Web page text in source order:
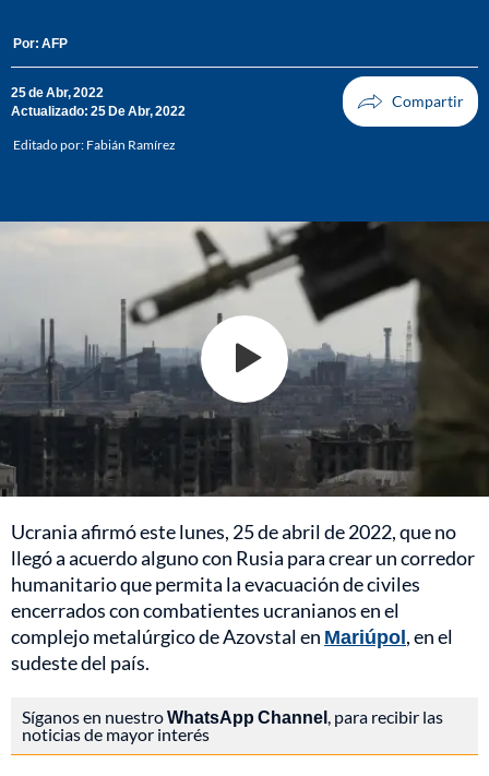
Por: AFP
25 de Abr, 2022
Actualizado: 25 De Abr, 2022
Editado por: Fabián Ramírez
Ucrania afirmó este lunes, 25 de abril de 2022, que no
llegó a acuerdo alguno con Rusia para crear un corredor
humanitario que permita la evacuación de civiles
encerrados con combatientes ucranianos en el
complejo metalúrgico de Azovstal en Mariúpol, en el
sudeste del país.
Síganos en nuestroWhatsApp Channel , para recibir las
noticias de mayor interés